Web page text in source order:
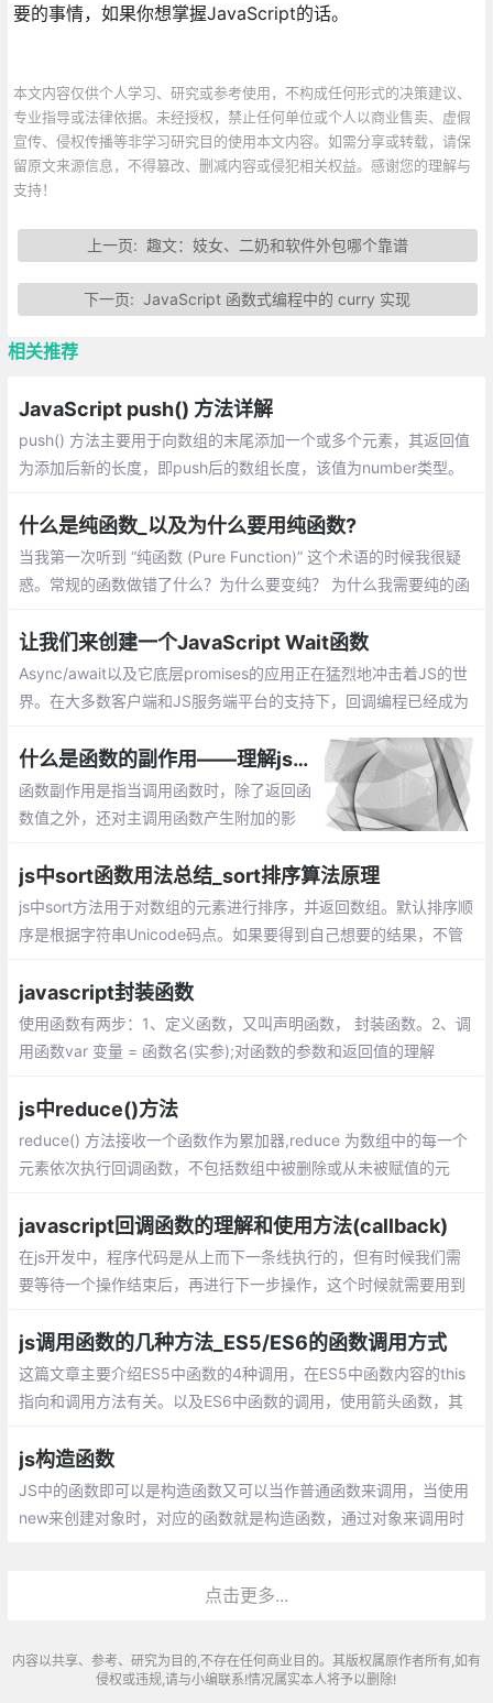
要的事情，如果你想掌握JavaScript的话。
本文内容仅供个人学习、研究或参考使用，不构成任何形式的决策建议、
专业指导或法律依据。未经授权，禁止任何单位或个人以商业售卖、虚假
宣传、侵权传播等非学习研究目的使用本文内容。如需分享或转载，请保
留原文来源信息，不得篡改、删减内容或侵犯相关权益。感谢您的理解与
支持！
上一页: 趣文：妓女、二奶和软件外包哪个靠谱
下一页:JavaScript 函数式编程中的 curry 实现
相关推荐
JavaScript push() 方法详解
push() 方法主要用于向数组的末尾添加一个或多个元素，其返回值
为添加后新的长度，即push后的数组长度，该值为number类型。
上、在对象使用push
什么是纯函数_以及为什么要用纯函数?
当我第一次听到 “纯函数 (Pure Function)” 这个术语的时候我很疑
惑。常规的函数做错了什么？为什么要变纯？ 为什么我需要纯的函
让我们来创建一个JavaScript Wait函数
Async/await以及它底层promises的应用正在猛烈地冲击着JS的世
界。在大多数客户端和JS服务端平台的支持下，回调编程已经成为
什么是函数的副作用——理解js编程中函数的副作用
函数副作用是指当调用函数时，除了返回函
数值之外，还对主调用函数产生附加的影
值，而且还做了其他的事情
js中sort函数用法总结_sort排序算法原理
js中sort方法用于对数组的元素进行排序，并返回数组。默认排序顺
序是根据字符串Unicode码点。如果要得到自己想要的结果，不管
小，然后返回一个用于说明这两个值的相对顺序的数字
javascript封装函数
使用函数有两步：1、定义函数，又叫声明函数， 封装函数。2、调
用函数var 变量 = 函数名(实参);对函数的参数和返回值的理解
js中reduce()方法
reduce() 方法接收一个函数作为累加器,reduce 为数组中的每一个
元素依次执行回调函数，不包括数组中被删除或从未被赋值的元
值，当前索引，原数组。
javascript回调函数的理解和使用方法(callback)
在js开发中，程序代码是从上而下一条线执行的，但有时候我们需
要等待一个操作结束后，再进行下一步操作，这个时候就需要用到
()构造函数创建的Function对象。
js调用函数的几种方法_ES5/ES6的函数调用方式
这篇文章主要介绍ES5中函数的4种调用，在ES5中函数内容的this
指向和调用方法有关。以及ES6中函数的调用，使用箭头函数，其
js构造函数
JS中的函数即可以是构造函数又可以当作普通函数来调用，当使用
new来创建对象时，对应的函数就是构造函数，通过对象来调用时
点击更多...
内容以共享、参考、研究为目的,不存在任何商业目的。其版权属原作者所有,如有
侵权或违规,请与小编联系!情况属实本人将予以删除!